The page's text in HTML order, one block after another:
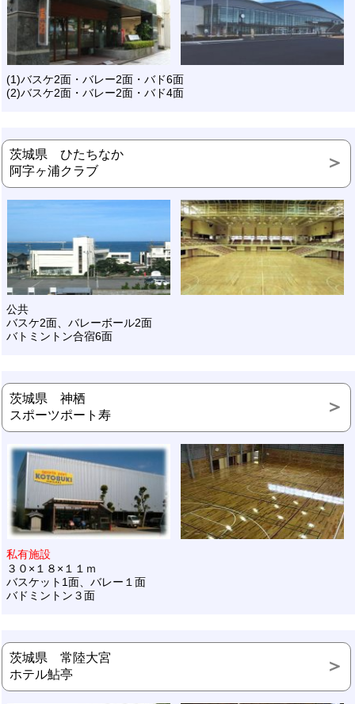
(1)バスケ2面・バレー2面・バド6面
(2)バスケ2面・バレー2面・バド4面
茨城県 ひたちなか
阿字ヶ浦クラブ
公共
バスケ2面、バレーボール2面
バトミントン合宿6面
茨城県 神栖
スポーツポート寿
私有施設
３０×１８×１１ｍ
バスケット1面、バレー１面
バドミントン３面
茨城県 常陸大宮
ホテル鮎亭